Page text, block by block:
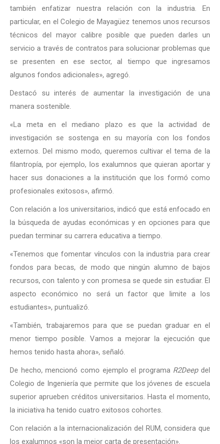
también enfatizar nuestra relación con la industria. En
particular, en el Colegio de Mayagüez tenemos unos recursos
técnicos del mayor calibre posible que pueden darles un
servicio a través de contratos para solucionar problemas que
se presenten en ese sector, al tiempo que ingresamos
algunos fondos adicionales», agregó.
Destacó su interés de aumentar la investigación de una
manera sostenible.
«La meta en el mediano plazo es que la actividad de
investigación se sostenga en su mayoría con los fondos
externos. Del mismo modo, queremos cultivar el tema de la
filantropía, por ejemplo, los exalumnos que quieran aportar y
hacer sus donaciones a la institución que los formó como
profesionales exitosos», afirmó.
Con relación a los universitarios, indicó que está enfocado en
la búsqueda de ayudas económicas y en opciones para que
puedan terminar su carrera educativa a tiempo.
«Tenemos que fomentar vínculos con la industria para crear
fondos para becas, de modo que ningún alumno de bajos
recursos, con talento y con promesa se quede sin estudiar. El
aspecto económico no será un factor que limite a los
estudiantes», puntualizó.
«También, trabajaremos para que se puedan graduar en el
menor tiempo posible. Vamos a mejorar la ejecución que
hemos tenido hasta ahora», señaló.
De hecho, mencionó como ejemplo el programa R2Deep del
Colegio de Ingeniería que permite que los jóvenes de escuela
superior aprueben créditos universitarios. Hasta el momento,
la iniciativa ha tenido cuatro exitosos cohortes.
Con relación a la internacionalización del RUM, considera que
los exalumnos «son la mejor carta de presentación».